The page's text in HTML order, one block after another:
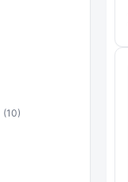
(10)